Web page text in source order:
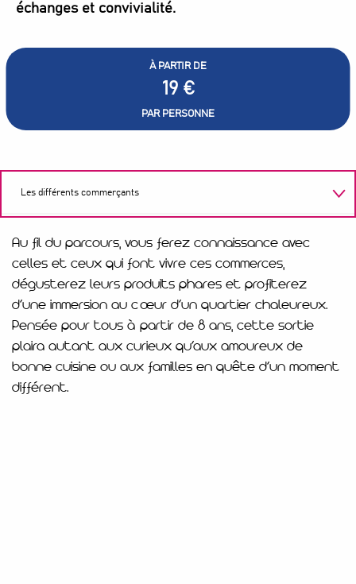
échanges et convivialité.
À PARTIR DE
19 €
PAR PERSONNE
Les différents commerçants
Au fil du parcours, vous ferez connaissance avec
celles et ceux qui font vivre ces commerces,
dégusterez leurs produits phares et profiterez
d’une immersion au cœur d’un quartier chaleureux.
Pensée pour tous à partir de 8 ans, cette sortie
plaira autant aux curieux qu’aux amoureux de
bonne cuisine ou aux familles en quête d’un moment
différent.